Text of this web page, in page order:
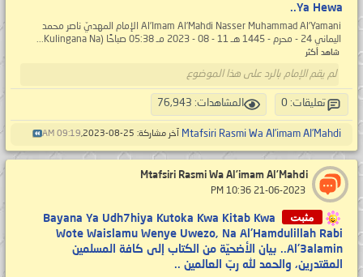
Ya Hewa..
Al’Imam Al’Mahdi Nasser Muhammad Al’Yamani الإمام المهديّ ناصر محمد
اليماني 24 - محرم - 1445 هـ 11 - 08 - 2023 مـ 05:38 صباحًا (Kulingana Na...
شاهد أكثر
لم يقم الإمام بالرد على هذا الموضوع
تعليقات: 0 المشاهدات: 76,943
Mtafsiri Rasmi Wa Al’imam Al’Mahdi آخر مشاركة: 25-08-2023, 09:19 AM
Mtafsiri Rasmi Wa Al’imam Al’Mahdi
مثبت
Bayana Ya Udh7hiya Kutoka Kwa Kitab Kwa
Wote Waislamu Wenye Uwezo, Na Al'Hamdulillah Rabi
Al'3alamin.. بيان الأضحيّة من الكتاب إلى كافة المسلمين
المقتدرين، والحمد لله ربّ العالمين ..